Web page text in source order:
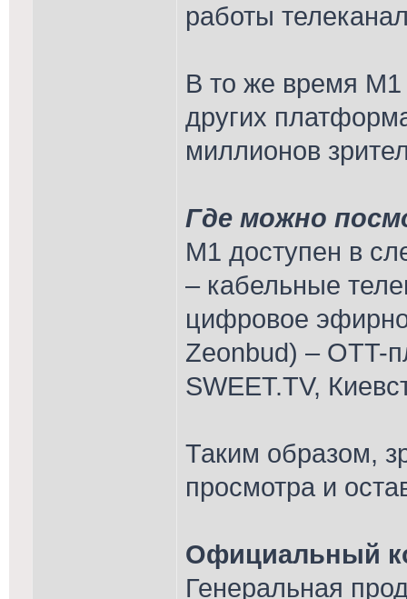
работы
В то же время М1
других
миллионов
Где можно
М1 доступен в
– кабельные
цифровое
Zeonbud) – OTT-
SWEET.TV,
Таким образом,
просмотра и
Официальный
Генеральная